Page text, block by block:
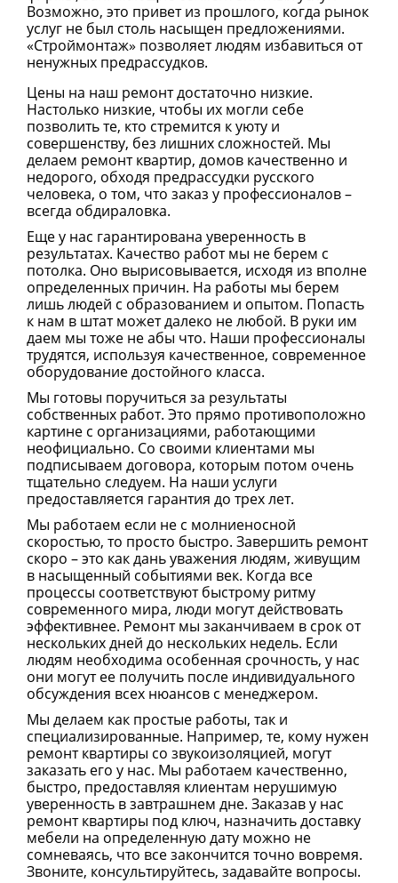
Возможно, это привет из прошлого, когда рынок
услуг не был столь насыщен предложениями.
«Строймонтаж» позволяет людям избавиться от
ненужных предрассудков.
Цены на наш ремонт достаточно низкие.
Настолько низкие, чтобы их могли себе
позволить те, кто стремится к уюту и
совершенству, без лишних сложностей. Мы
делаем ремонт квартир, домов качественно и
недорого, обходя предрассудки русского
человека, о том, что заказ у профессионалов –
всегда обдираловка.
Еще у нас гарантирована уверенность в
результатах. Качество работ мы не берем с
потолка. Оно вырисовывается, исходя из вполне
определенных причин. На работы мы берем
лишь людей с образованием и опытом. Попасть
к нам в штат может далеко не любой. В руки им
даем мы тоже не абы что. Наши профессионалы
трудятся, используя качественное, современное
оборудование достойного класса.
Мы готовы поручиться за результаты
собственных работ. Это прямо противоположно
картине с организациями, работающими
неофициально. Со своими клиентами мы
подписываем договора, которым потом очень
тщательно следуем. На наши услуги
предоставляется гарантия до трех лет.
Мы работаем если не с молниеносной
скоростью, то просто быстро. Завершить ремонт
скоро – это как дань уважения людям, живущим
в насыщенный событиями век. Когда все
процессы соответствуют быстрому ритму
современного мира, люди могут действовать
эффективнее. Ремонт мы заканчиваем в срок от
нескольких дней до нескольких недель. Если
людям необходима особенная срочность, у нас
они могут ее получить после индивидуального
обсуждения всех нюансов с менеджером.
Мы делаем как простые работы, так и
специализированные. Например, те, кому нужен
ремонт квартиры со звукоизоляцией, могут
заказать его у нас. Мы работаем качественно,
быстро, предоставляя клиентам нерушимую
уверенность в завтрашнем дне. Заказав у нас
ремонт квартиры под ключ, назначить доставку
мебели на определенную дату можно не
сомневаясь, что все закончится точно вовремя.
Звоните, консультируйтесь, задавайте вопросы.